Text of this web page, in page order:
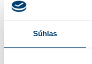
Súhlas
Výhody produktu: